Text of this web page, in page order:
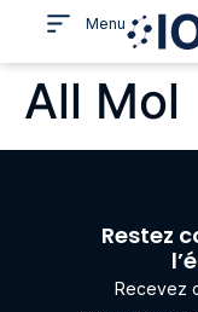
Menu
All Mol
Restez
Recevez